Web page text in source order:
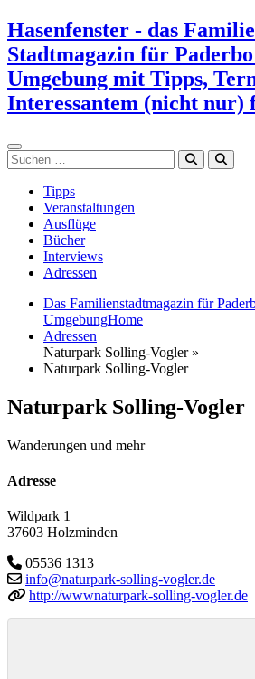
Zum
Inhalt
springen
Hasenfenster - das
Stadtmagazin für
Umgebung mit Tipps,
Interessantem (nicht nur)
Suchen
Tipps
Veranstaltungen
Ausflüge
Bücher
Interviews
Adressen
Das Familienstadtmagazin für
UmgebungHome
Adressen
Naturpark Solling-Vogler »
Naturpark Solling-Vogler
Naturpark Solling-Vogler
Wanderungen und mehr
Adresse
Wildpark 1
37603 Holzminden
05536 1313
info@naturpark-solling-vogler.de
http://wwwnaturpark-solling-vogler.de